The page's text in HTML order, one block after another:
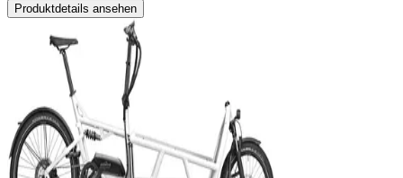
Produktdetails ansehen